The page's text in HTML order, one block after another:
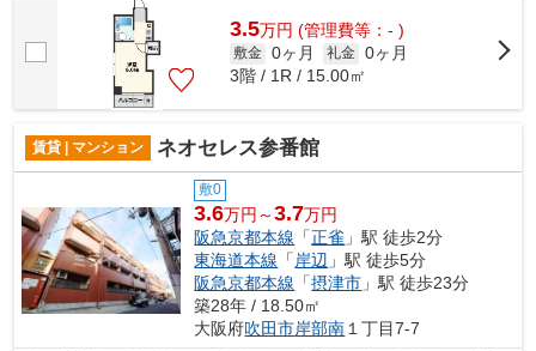
3.5万円 (管理費等：- )
敷金 0ヶ月 礼金 0ヶ月
3階 / 1R / 15.00㎡
賃貸 | マンション ネオセレス参番館
敷0
3.6万円～3.7万円
阪急京都本線 「正雀 」駅 徒歩2分
東海道本線 「岸辺 」駅 徒歩5分
阪急京都本線 「摂津市 」駅 徒歩23分
築28年 / 18.50㎡
大阪府吹田市岸部南１丁目7-7